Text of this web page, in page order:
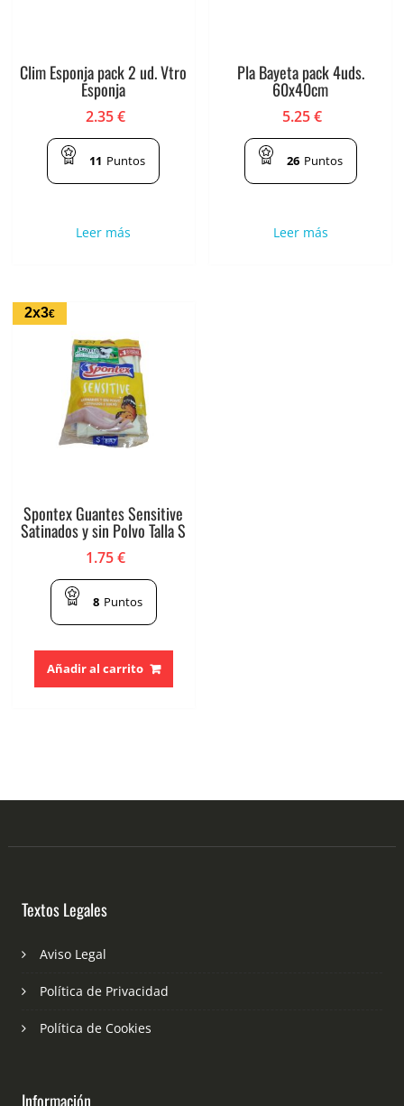
Clim Esponja pack 2 ud. Vtro
Esponja
2.35€
11 Puntos
Leer más
Pla Bayeta pack 4uds.
60x40cm
5.25€
26 Puntos
Leer más
2x3€
Spontex Guantes Sensitive
Satinados y sin Polvo Talla S
1.75€
8 Puntos
Añadir al carrito
Textos Legales
Aviso Legal
Política de Privacidad
Política de Cookies
Información